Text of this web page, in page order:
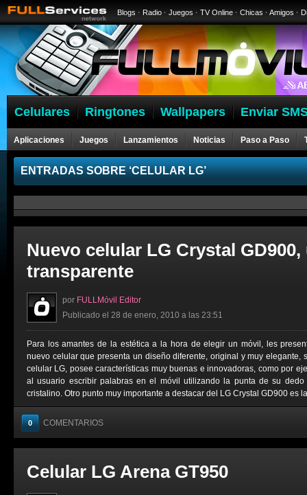
Blogs · Radio · Juegos · TV Online · Chicas · Amigos ·
Celulares Ringtones Wallpapers Enviar
Aplicaciones Juegos Lanzamientos Noticias Paso a Paso
ENTRADAS SOBRE ‘CELULAR LG’
Nuevo celular LG Crystal
transparente
por FULLMóvil Editor
Publicado el 28 de enero, 2010 a las 23:51
Para los amantes de la estética a la hora de elegir un móvil, les
nuevo celular que presenta un diseño diferente, original y muy elegante,
celular LG, posee características muy buenas e innovadoras, como por
al usuario escribir palabras en el móvil utilizando la punta de su
cristalino. Otro punto muy importante a destacar del LG Crystal GD900 es
0 COMENTARIOS
Celular LG Arena GT950